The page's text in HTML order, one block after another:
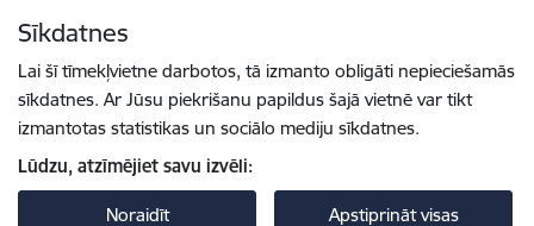
Sīkdatnes
Lai šī tīmekļvietne darbotos, tā izmanto obligāti nepieciešamās
sīkdatnes. Ar Jūsu piekrišanu papildus šajā vietnē var tikt
izmantotas statistikas un sociālo mediju sīkdatnes.
Lūdzu, atzīmējiet savu izvēli:
Noraidīt Apstiprināt visas